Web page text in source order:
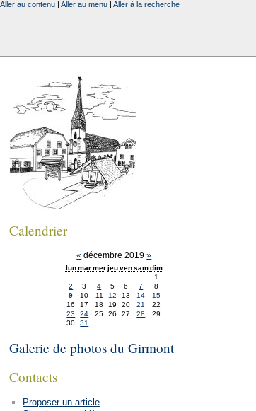
Aller au contenu | Aller au menu | Aller à la recherche
Calendrier
« décembre 2019»
lun mar mer jeu ven sam dim
1
2
3 4 5 6 7
8
9
10 11 12 13 14
15
16
17 18 19 20 21
22
23
24 25 26 27 28
29
30
31
Galerie de photos du Girmont
Contacts
Proposer un article